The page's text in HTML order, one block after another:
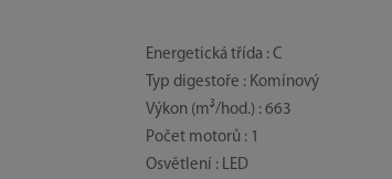
Energetická třída : C
Typ digestoře : Komínový
Výkon (m³/hod.) : 663
Počet motorů : 1
Osvětlení : LED